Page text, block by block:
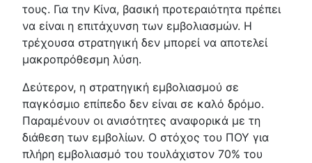
τους. Για την Κίνα, βασική προτεραιότητα πρέπει
να είναι η επιτάχυνση των εμβολιασμών. Η
τρέχουσα στρατηγική δεν μπορεί να αποτελεί
μακροπρόθεσμη λύση.
Δεύτερον, η στρατηγική εμβολιασμού σε
παγκόσμιο επίπεδο δεν είναι σε καλό δρόμο.
Παραμένουν οι ανισότητες αναφορικά με τη
διάθεση των εμβολίων. Ο στόχος του ΠΟΥ για
πλήρη εμβολιασμό του τουλάχιστον 70% του